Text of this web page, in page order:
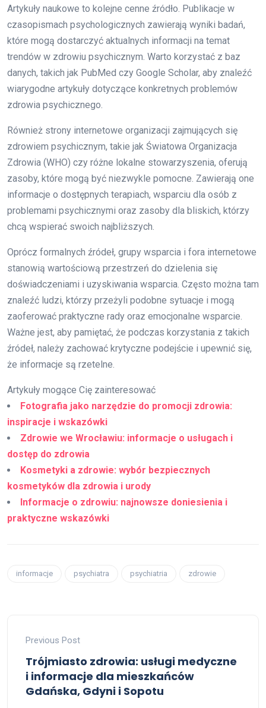
Artykuły naukowe to kolejne cenne źródło. Publikacje w
czasopismach psychologicznych zawierają wyniki badań,
które mogą dostarczyć aktualnych informacji na temat
trendów w zdrowiu psychicznym. Warto korzystać z baz
danych, takich jak PubMed czy Google Scholar, aby znaleźć
wiarygodne artykuły dotyczące konkretnych problemów
zdrowia psychicznego.
Również strony internetowe organizacji zajmujących się
zdrowiem psychicznym, takie jak Światowa Organizacja
Zdrowia (WHO) czy różne lokalne stowarzyszenia, oferują
zasoby, które mogą być niezwykle pomocne. Zawierają one
informacje o dostępnych terapiach, wsparciu dla osób z
problemami psychicznymi oraz zasoby dla bliskich, którzy
chcą wspierać swoich najbliższych.
Oprócz formalnych źródeł, grupy wsparcia i fora internetowe
stanowią wartościową przestrzeń do dzielenia się
doświadczeniami i uzyskiwania wsparcia. Często można tam
znaleźć ludzi, którzy przeżyli podobne sytuacje i mogą
zaoferować praktyczne rady oraz emocjonalne wsparcie.
Ważne jest, aby pamiętać, że podczas korzystania z takich
źródeł, należy zachować krytyczne podejście i upewnić się,
że informacje są rzetelne.
Artykuły mogące Cię zainteresować
Fotografia jako narzędzie do promocji zdrowia:
inspiracje i wskazówki
Zdrowie we Wrocławiu: informacje o usługach i
dostęp do zdrowia
Kosmetyki a zdrowie: wybór bezpiecznych
kosmetyków dla zdrowia i urody
Informacje o zdrowiu: najnowsze doniesienia i
praktyczne wskazówki
informacje psychiatra psychiatria zdrowie
Previous Post
Trójmiasto zdrowia: usługi medyczne
i informacje dla mieszkańców
Gdańska, Gdyni i Sopotu